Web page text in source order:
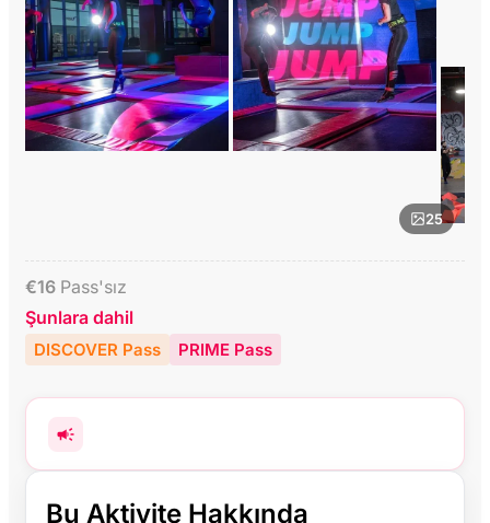
25
€16 Pass'sız
Şunlara dahil
DISCOVER Pass PRIME Pass
Bu Aktivite Hakkında